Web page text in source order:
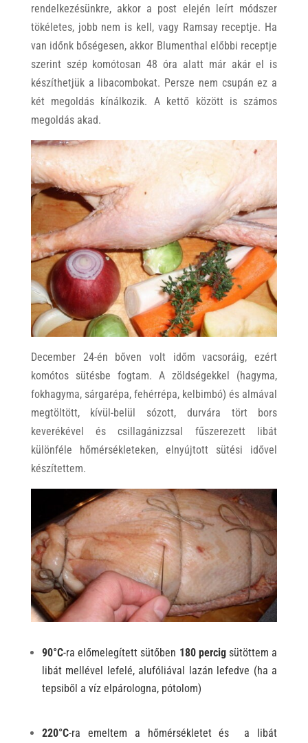
rendelkezésünkre, akkor a post elején leírt módszer
tökéletes, jobb nem is kell, vagy Ramsay receptje. Ha
van időnk bőségesen, akkor Blumenthal előbbi receptje
szerint szép komótosan 48 óra alatt már akár el is
készíthetjük a libacombokat. Persze nem csupán ez a
két megoldás kínálkozik. A kettő között is számos
megoldás akad.
December 24-én bőven volt időm vacsoráig, ezért
komótos sütésbe fogtam. A zöldségekkel (hagyma,
fokhagyma, sárgarépa, fehérrépa, kelbimbó) és almával
megtöltött, kívül-belül sózott, durvára tört bors
keverékével és csillagánizzsal fűszerezett libát
különféle hőmérsékleteken, elnyújtott sütési idővel
készítettem.
90°C-ra előmelegített sütőben 180 percigsütöttem a
libát mellével lefelé, alufóliával lazán lefedve (ha a
tepsiből a víz elpárologna, pótolom)
220°C-ra emeltem a hőmérsékletet és a libát